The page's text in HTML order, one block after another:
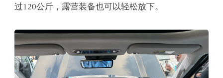
过120公斤，露营装备也可以轻松放下。